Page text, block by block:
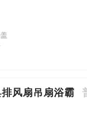
风扇吊扇浴霸